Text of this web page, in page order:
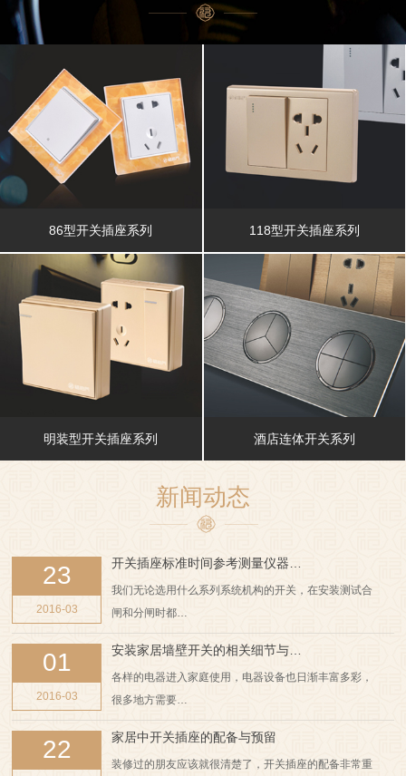
86型开关插座系列 118型开关插座系列
明装型开关插座系列 酒店连体开关系列
新闻动态
23
2016-03
开关插座标准时间参考测量仪器…
我们无论选用什么系列系统机构的开关，在安装测试合
闸和分闸时都…
01
2016-03
安装家居墙壁开关的相关细节与…
各样的电器进入家庭使用，电器设备也日渐丰富多彩，
很多地方需要…
22 家居中开关插座的配备与预留
装修过的朋友应该就很清楚了，开关插座的配备非常重